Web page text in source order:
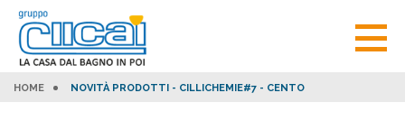
HOME NOVITÀ PRODOTTI - CILLICHEMIE#7 - CENTO